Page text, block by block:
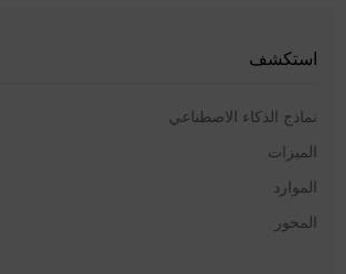
استكشف
نماذج الذكاء الاصطناعي
الميزات
الموارد
المحور